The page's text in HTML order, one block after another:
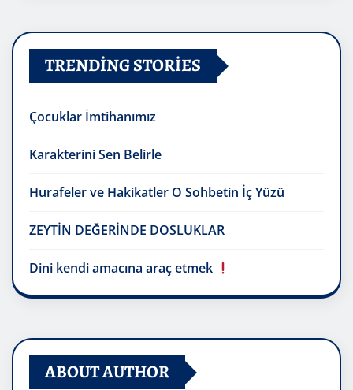
TRENDING STORIES
Çocuklar İmtihanımız
Karakterini Sen Belirle
Hurafeler ve Hakikatler O Sohbetin İç Yüzü
ZEYTİN DEĞERİNDE DOSLUKLAR
Dini kendi amacına araç etmek
ABOUT AUTHOR